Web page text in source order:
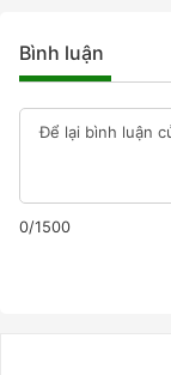
Bình luận
0/1500